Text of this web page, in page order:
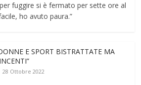
fuggire si è fermato per sette ore al
ho avuto paura.”
E SPORT BISTRATTATE MA
28 Ottobre 2022